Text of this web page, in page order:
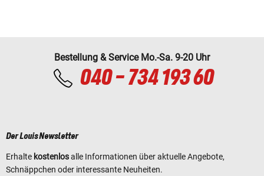
Bestellung & Service Mo.-Sa. 9-20 Uhr
040 - 734 193 60
Der Louis Newsletter
Erhalte kostenlosalle Informationen über aktuelle Angebote,
Schnäppchen oder interessante Neuheiten.